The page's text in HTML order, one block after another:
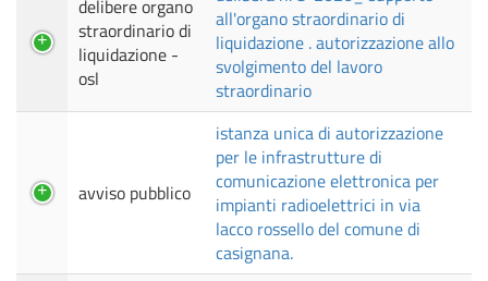
delibere organo
straordinario di
liquidazione -
osl
all'organo straordinario di
liquidazione . autorizzazione allo
svolgimento del lavoro
straordinario
avviso pubblico
istanza unica di autorizzazione
per le infrastrutture di
comunicazione elettronica per
impianti radioelettrici in via
lacco rossello del comune di
casignana.